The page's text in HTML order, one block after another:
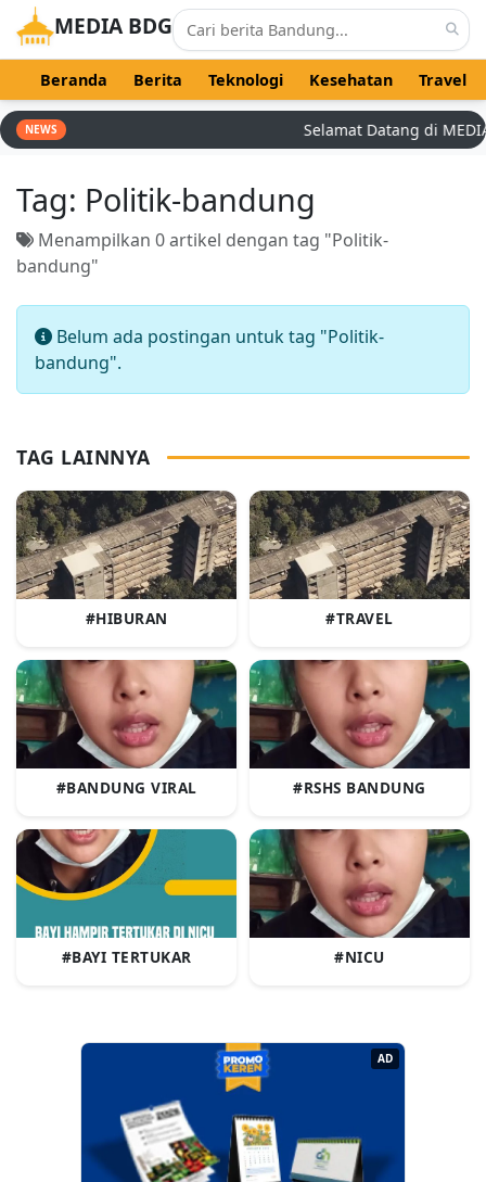
MEDIA BDG
Beranda Berita Teknologi Kesehatan Travel
NEWS Selamat Datang di
Tag: Politik-bandung
Menampilkan 0 artikel dengan tag "Politik-
bandung"
Belum ada postingan untuk tag "Politik-
bandung".
TAG LAINNYA
#HIBURAN #TRAVEL
#BANDUNG VIRAL #RSHS BANDUNG
#BAYI TERTUKAR #NICU
AD